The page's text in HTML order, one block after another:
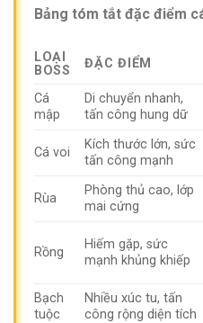
Bảng tóm tắt đặc điểm
LOẠI
BOSS
ĐẶC ĐIỂM
Cá
mập
Di chuyển nhanh,
tấn công hung dữ
Cá voi
Kích thước lớn, sức
tấn công mạnh
Rùa
Phòng thủ cao, lớp
mai cứng
Rồng
Hiếm gặp, sức
mạnh khủng khiếp
Bạch
tuộc
Nhiều xúc tu, tấn
công rộng diện tích